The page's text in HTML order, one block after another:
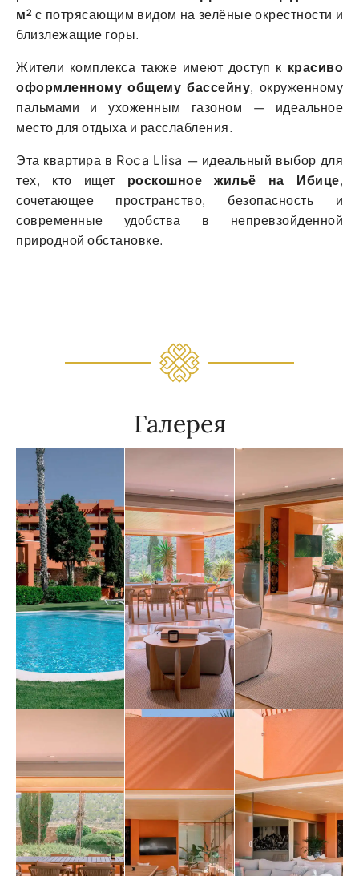
м² с потрясающим видом на зелёные окрестности и
близлежащие горы.
Жители комплекса также имеют доступ к красиво
оформленному общему бассейну, окруженному
пальмами и ухоженным газоном — идеальное
место для отдыха и расслабления.
Эта квартира в Roca Llisa — идеальный выбор для
тех, кто ищет роскошное жильё на Ибице,
сочетающее пространство, безопасность и
современные удобства в непревзойденной
природной обстановке.
Галерея